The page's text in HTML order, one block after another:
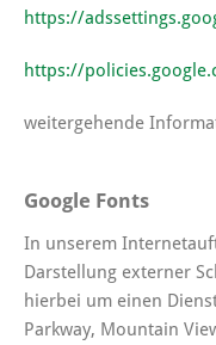
https://
https://
weitergehende
Google Fonts
In unserem
Darstellung externer
hierbei um einen
Parkway, Mountain